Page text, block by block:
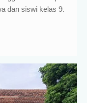
dan siswi kelas 9.